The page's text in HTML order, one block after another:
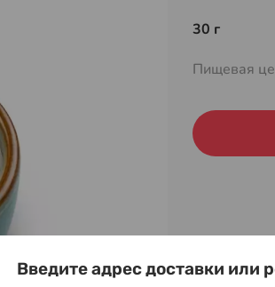
30 г
Пищевая
Введите адрес доставки или